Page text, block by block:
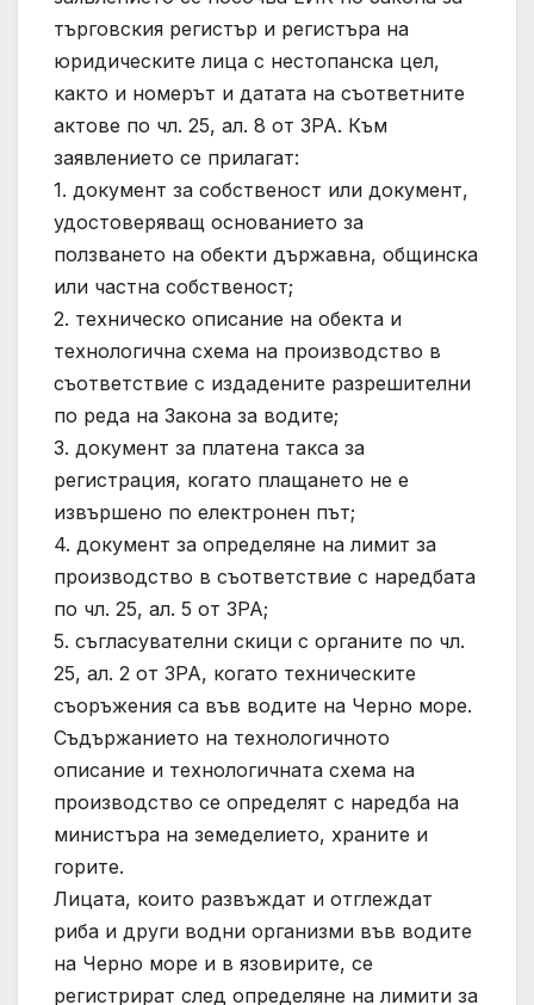
търговския регистър и регистъра на
юридическите лица с нестопанска цел,
както и номерът и датата на съответните
актове по чл. 25, ал. 8 от ЗРА. Към
заявлението се прилагат:
1. документ за собственост или документ,
удостоверяващ основанието за
ползването на обекти държавна, общинска
или частна собственост;
2. техническо описание на обекта и
технологична схема на производство в
съответствие с издадените разрешителни
по реда на Закона за водите;
3. документ за платена такса за
регистрация, когато плащането не е
извършено по електронен път;
4. документ за определяне на лимит за
производство в съответствие с наредбата
по чл. 25, ал. 5 от ЗРА;
5. съгласувателни скици с органите по чл.
25, ал. 2 от ЗРА, когато техническите
съоръжения са във водите на Черно море.
Съдържанието на технологичното
описание и технологичната схема на
производство се определят с наредба на
министъра на земеделието, храните и
горите.
Лицата, които развъждат и отглеждат
риба и други водни организми във водите
на Черно море и в язовирите, се
регистрират след определяне на лимити за